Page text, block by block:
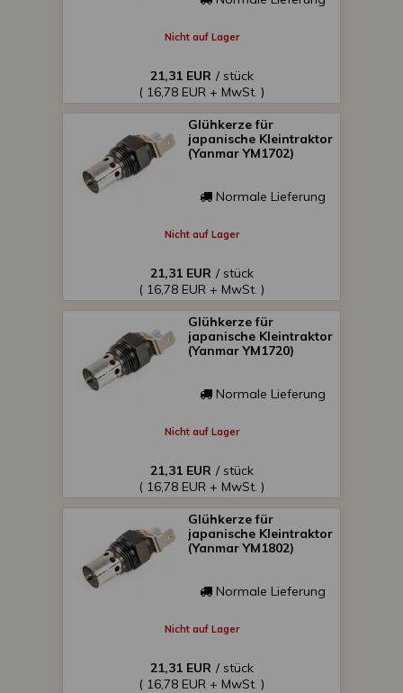
Nicht auf Lager
21,31 EUR / stück
( 16,78 EUR + MwSt. )
Glühkerze für
japanische Kleintraktor
(Yanmar YM1702)
Normale Lieferung
Nicht auf Lager
21,31 EUR / stück
( 16,78 EUR + MwSt. )
Glühkerze für
japanische Kleintraktor
(Yanmar YM1720)
Normale Lieferung
Nicht auf Lager
21,31 EUR / stück
( 16,78 EUR + MwSt. )
Glühkerze für
japanische Kleintraktor
(Yanmar YM1802)
Normale Lieferung
Nicht auf Lager
21,31 EUR / stück
( 16,78 EUR + MwSt. )